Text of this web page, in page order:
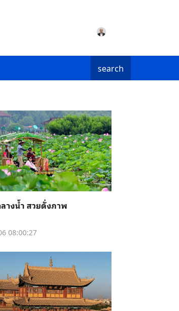
search
างน้ำ สวยดั่งภาพ
08:00:27